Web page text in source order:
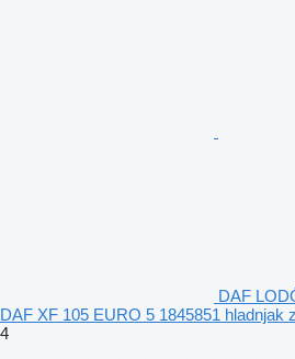
DAF
DAF XF 105 EURO 5 1845851 hladnjak
4